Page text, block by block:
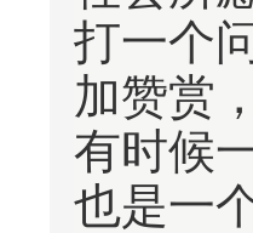
打一个
加赞赏
有时候
也是一